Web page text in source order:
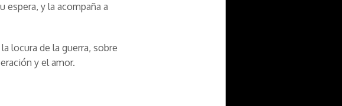
espera, y la acompaña a
locura de la guerra, sobre
y el amor.